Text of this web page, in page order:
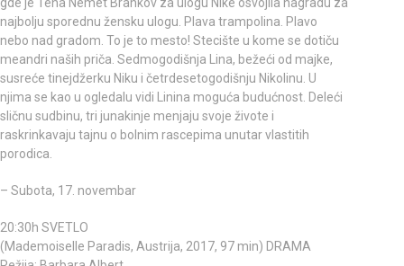
najbolju sporednu žensku ulogu. Plava trampolina. Plavo
nebo nad gradom. To je to mesto! Stecište u kome se dotiču
meandri naših priča. Sedmogodišnja Lina, bežeći od majke,
susreće tinejdžerku Niku i četrdesetogodišnju Nikolinu. U
njima se kao u ogledalu vidi Linina moguća budućnost. Deleći
sličnu sudbinu, tri junakinje menjaju svoje živote i
raskrinkavaju tajnu o bolnim rascepima unutar vlastitih
porodica.
– Subota, 17. novembar
20:30h SVETLO
(Mademoiselle Paradis, Austrija, 2017, 97 min) DRAMA